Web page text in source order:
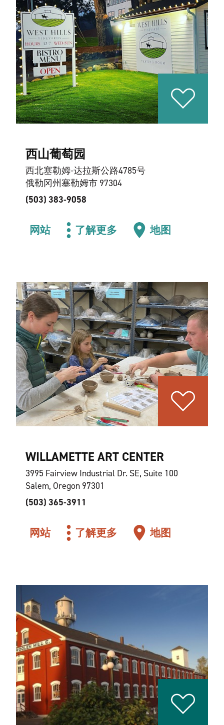
西山葡萄园
西北塞勒姆-达拉斯公路4785号
俄勒冈州塞勒姆市 97304
(503) 383-9058
网站 了解更多 地图
WILLAMETTE ART CENTER
3995 Fairview Industrial Dr. SE, Suite 100
Salem, Oregon 97301
(503) 365-3911
网站 了解更多 地图